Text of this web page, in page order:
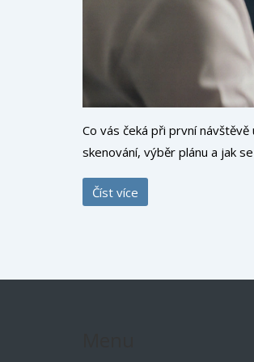
Co vás čeká při první
skenování, výběr plánu a jak
Číst více